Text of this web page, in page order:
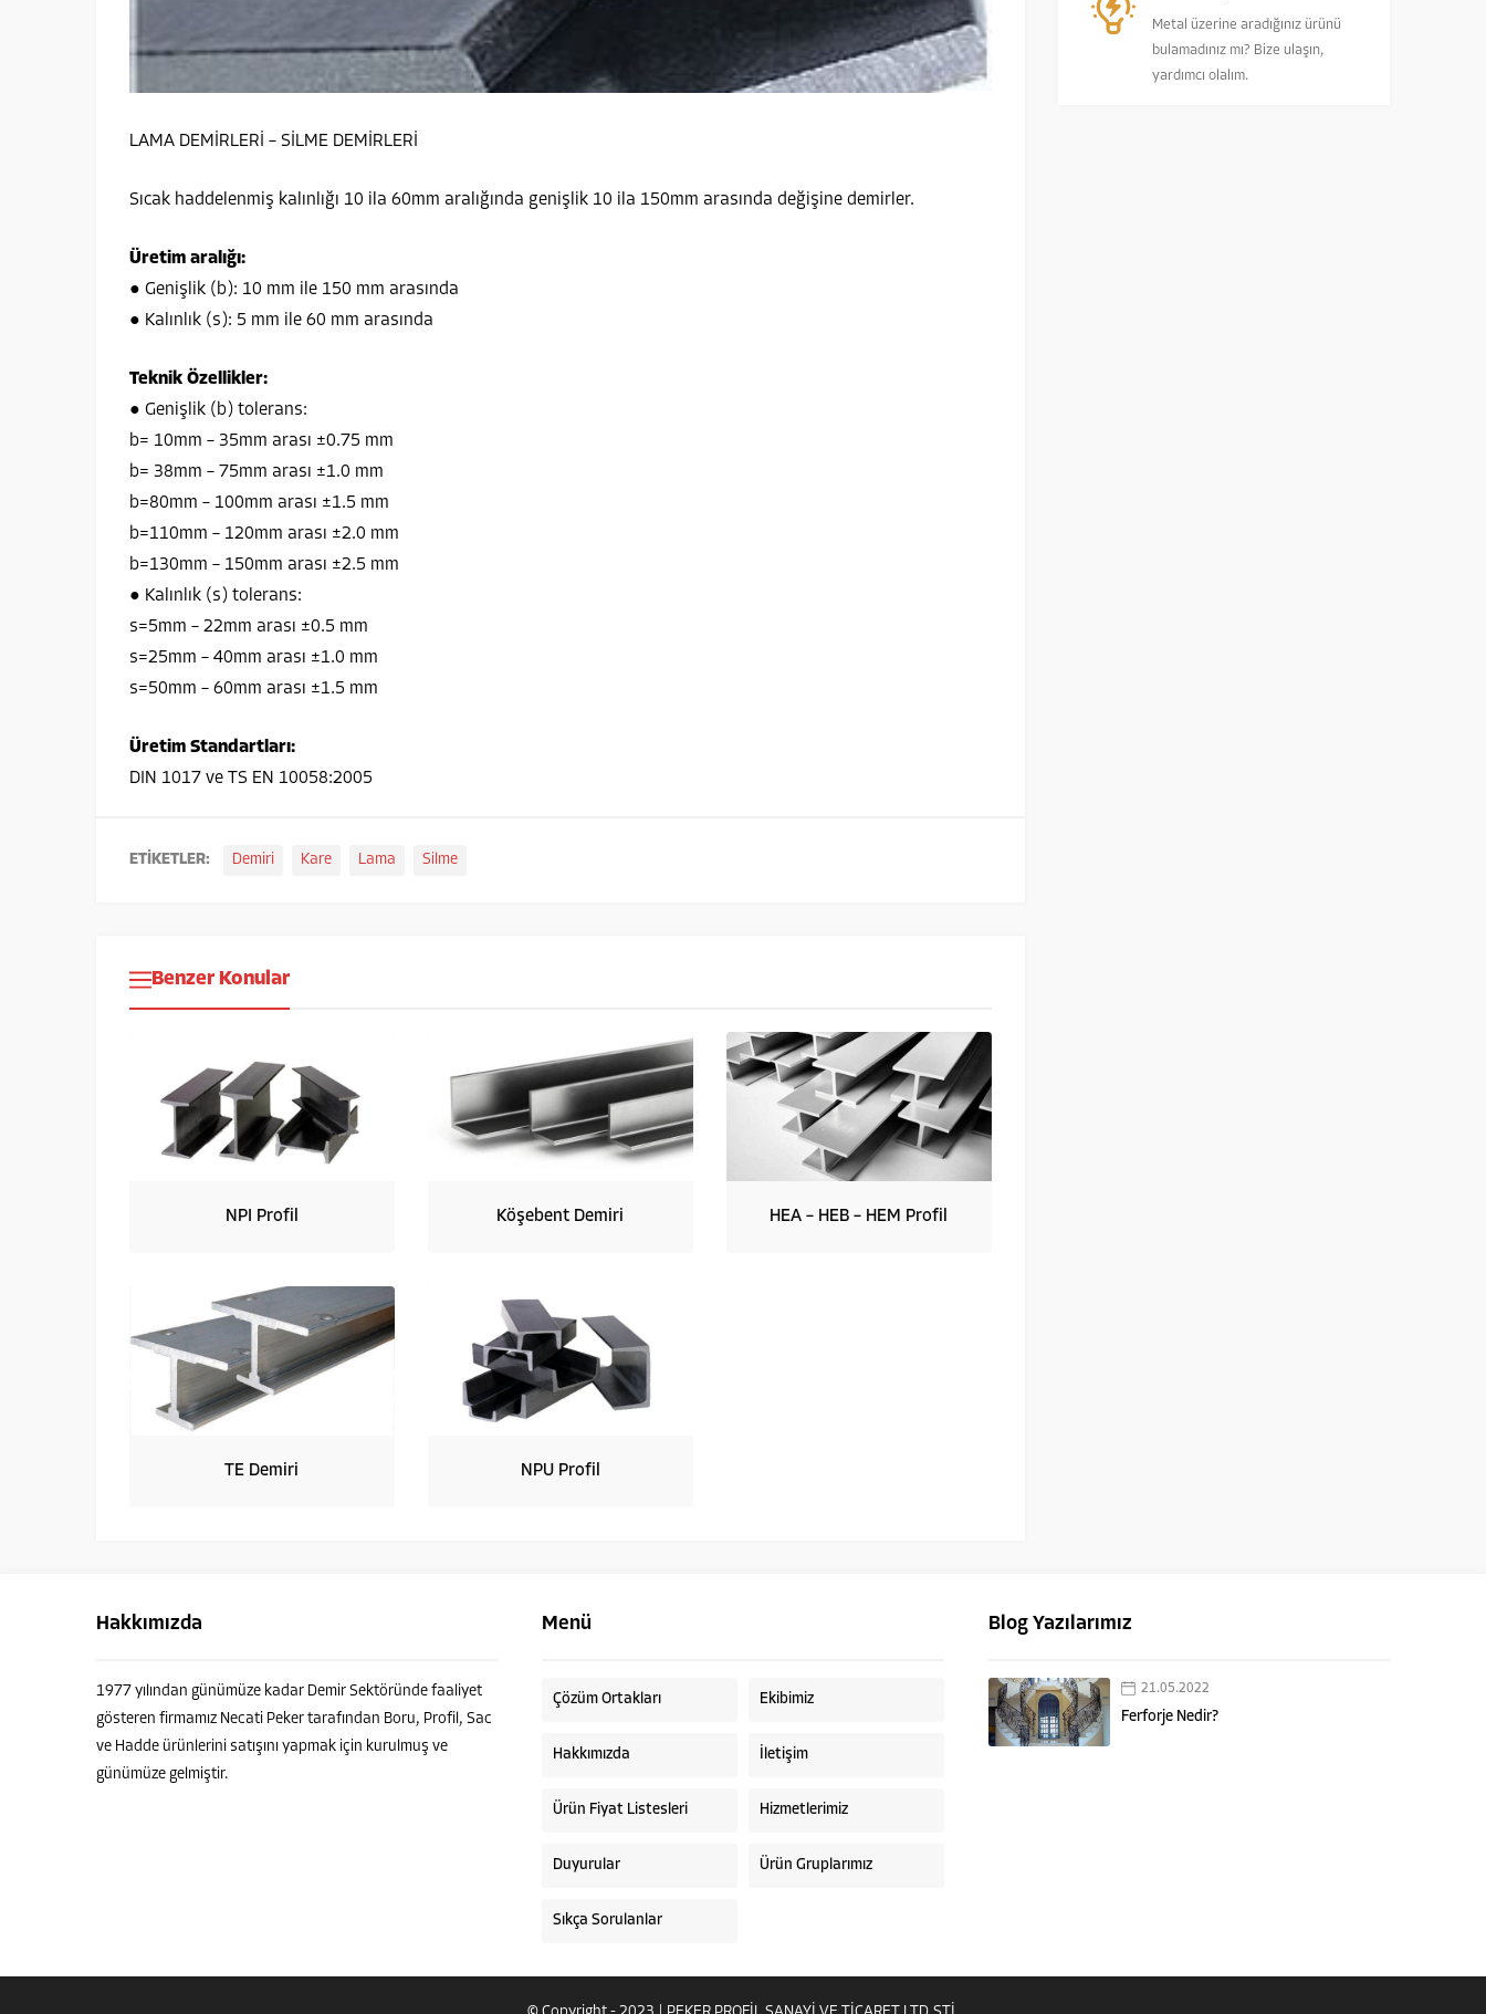
LAMA DEMİRLERİ – SİLME DEMİRLERİ
Sıcak haddelenmiş kalınlığı 10 ila 60mm aralığında genişlik 10 ila 150mm arasında değişine demirler.
Üretim aralığı:
● Genişlik (b): 10 mm ile 150 mm arasında
● Kalınlık (s): 5 mm ile 60 mm arasında
Teknik Özellikler:
● Genişlik (b) tolerans:
b= 10mm – 35mm arası ±0.75 mm
b= 38mm – 75mm arası ±1.0 mm
b=80mm – 100mm arası ±1.5 mm
b=110mm – 120mm arası ±2.0 mm
b=130mm – 150mm arası ±2.5 mm
● Kalınlık (s) tolerans:
s=5mm – 22mm arası ±0.5 mm
s=25mm – 40mm arası ±1.0 mm
s=50mm – 60mm arası ±1.5 mm
Üretim Standartları:
DIN 1017 ve TS EN 10058:2005
ETİKETLER: Demiri Kare Lama Silme
Benzer Konular
NPI Profil Köşebent Demiri HEA – HEB – HEM Profil
TE Demiri NPU Profil
Metal üzerine aradığınız ürünü
bulamadınız mı? Bize ulaşın,
yardımcı olalım.
Hakkımızda
1977 yılından günümüze kadar Demir Sektöründe faaliyet
gösteren firmamız Necati Peker tarafından Boru, Profil, Sac
ve Hadde ürünlerini satışını yapmak için kurulmuş ve
günümüze gelmiştir.
Menü
Çözüm Ortakları Ekibimiz
Hakkımızda İletişim
Ürün Fiyat Listesleri Hizmetlerimiz
Duyurular Ürün Gruplarımız
Sıkça Sorulanlar
Blog Yazılarımız
21.05.2022
Ferforje Nedir?